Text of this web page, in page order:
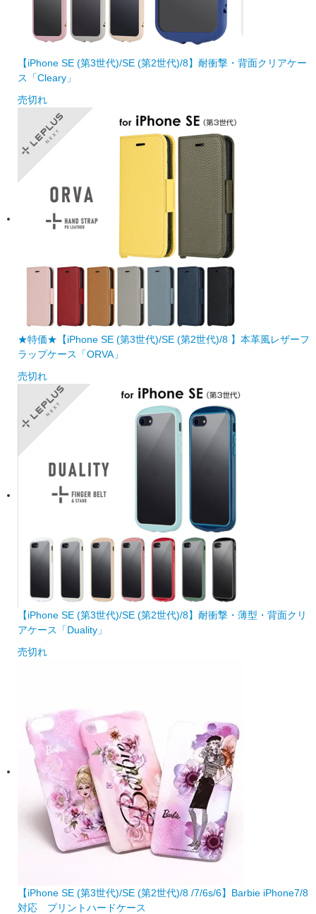
【iPhone SE (第3世代)/SE (第2世代)/8】耐衝撃・背面クリアケー
ス「Cleary」
売切れ
★特価★【iPhone SE (第3世代)/SE (第2世代)/8 】本革風レザーフ
ラップケース「ORVA」
売切れ
【iPhone SE (第3世代)/SE (第2世代)/8】耐衝撃・薄型・背面クリ
アケース「Duality」
売切れ
【iPhone SE (第3世代)/SE (第2世代)/8 /7/6s/6】Barbie iPhone7/8
対応 プリントハードケース